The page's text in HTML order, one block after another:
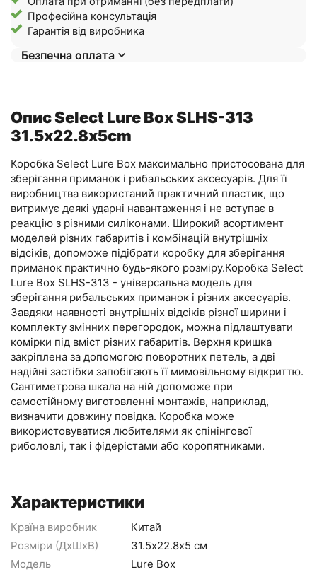
Професійна консультація
Гарантія від виробника
Безпечна оплата
Опис Select Lure Box SLHS-313
31.5х22.8х5cm
Коробка Select Lure Box максимально пристосована для
зберігання приманок і рибальських аксесуарів. Для її
виробництва використаний практичний пластик, що
витримує деякі ударні навантаження і не вступає в
реакцію з різними силіконами. Широкий асортимент
моделей різних габаритів і комбінацій внутрішніх
відсіків, допоможе підібрати коробку для зберігання
приманок практично будь-якого розміру.Коробка Select
Lure Box SLHS-313 - універсальна модель для
зберігання рибальських приманок і різних аксесуарів.
Завдяки наявності внутрішніх відсіків різної ширини і
комплекту змінних перегородок, можна підлаштувати
комірки під вміст різних габаритів. Верхня кришка
закріплена за допомогою поворотних петель, а дві
надійні застібки запобігають її мимовільному відкриттю.
Сантиметрова шкала на ній допоможе при
самостійному виготовленні монтажів, наприклад,
визначити довжину повідка. Коробка може
використовуватися любителями як спінінгової
риболовлі, так і фідерістами або коропятниками.
Характеристики
Країна виробник
Китай
Розміри (ДхШхВ)
31.5х22.8х5 см
Модель
Lure Box